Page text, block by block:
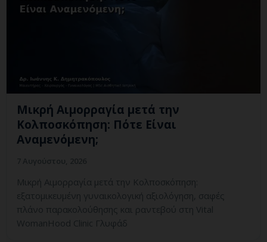
Μικρή Αιμορραγία μετά την
Κολποσκόπηση: Πότε Είναι
Αναμενόμενη;
Μικρή Αιμορραγία μετά την Κολποσκόπηση:
εξατομικευμένη γυναικολογική αξιολόγηση, σαφές
πλάνο παρακολούθησης και ραντεβού στη Vital
WomanHood Clinic Γλυφάδ